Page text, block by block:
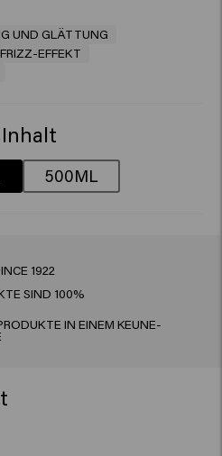
UND GLÄTTUNG
EFFEKT
500ML
1922
SIND 100%
IN EINEM KEUNE-